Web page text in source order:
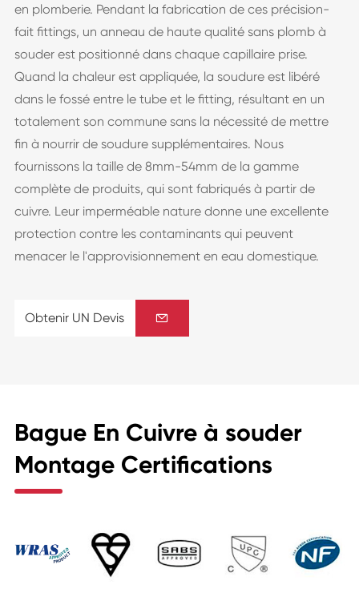
en plomberie. Pendant la fabrication de ces précision-
fait ﬁttings, un anneau de haute qualité sans plomb à
souder est positionné dans chaque capillaire prise.
Quand la chaleur est appliquée, la soudure est libéré
dans le fossé entre le tube et le ﬁtting, résultant en un
totalement son commune sans la nécessité de mettre
fin à nourrir de soudure supplémentaires. Nous
fournissons la taille de 8mm-54mm de la gamme
complète de produits, qui sont fabriqués à partir de
cuivre. Leur imperméable nature donne une excellente
protection contre les contaminants qui peuvent
menacer le l'approvisionnement en eau domestique.
Obtenir UN Devis 
Bague En Cuivre à souder
Montage Certifications